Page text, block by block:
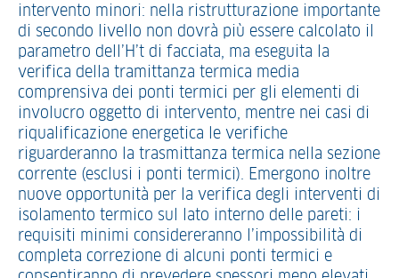
intervento minori: nella ristrutturazione importante
di secondo livello non dovrà più essere calcolato il
parametro dell’H’t di facciata, ma eseguita la
verifica della tramittanza termica media
comprensiva dei ponti termici per gli elementi di
involucro oggetto di intervento, mentre nei casi di
riqualificazione energetica le verifiche
riguarderanno la trasmittanza termica nella sezione
corrente (esclusi i ponti termici). Emergono inoltre
nuove opportunità per la verifica degli interventi di
isolamento termico sul lato interno delle pareti: i
requisiti minimi considereranno l’impossibilità di
completa correzione di alcuni ponti termici e